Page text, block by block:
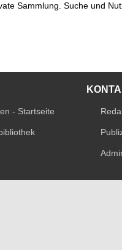
Sammlung. Suche und
- Startseite